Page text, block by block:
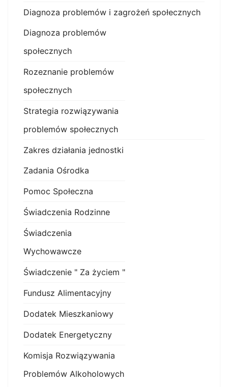
Diagnoza problemów i zagrożeń społecznych
Diagnoza problemów
społecznych
Rozeznanie problemów
społecznych
Strategia rozwiązywania
problemów społecznych
Zakres działania jednostki
Zadania Ośrodka
Pomoc Społeczna
Świadczenia Rodzinne
Świadczenia
Wychowawcze
Świadczenie " Za życiem "
Fundusz Alimentacyjny
Dodatek Mieszkaniowy
Dodatek Energetyczny
Komisja Rozwiązywania
Problemów Alkoholowych